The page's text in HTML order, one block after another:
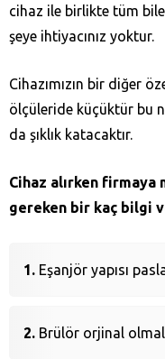
cihaz ile birlikte tüm
şeye ihtiyacınız yoktur.
Cihazımızın bir diğer
ölçüleride küçüktür bu
da şıklık katacaktır.
Cihaz alırken firmaya
gereken bir kaç bilgi
Eşanjör yapısı
Brülör orjinal